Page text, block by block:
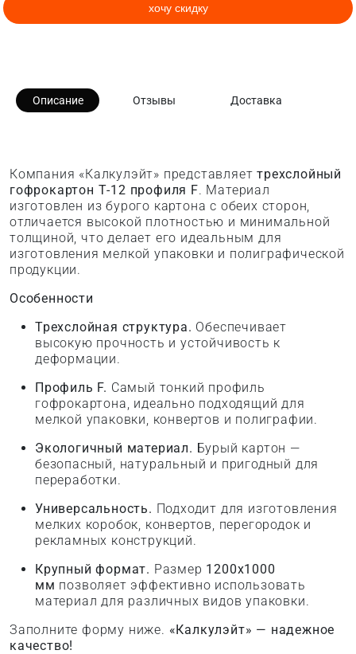
хочу скидку
Описание Отзывы Доставка
Компания «Калкулэйт» представляеттрехслойный
гофрокартон Т-12 профиля F. Материал
изготовлен из бурого картона с обеих сторон,
отличается высокой плотностью и минимальной
толщиной, что делает его идеальным для
изготовления мелкой упаковки и полиграфической
продукции.
Особенности
Трехслойная структура. Обеспечивает
высокую прочность и устойчивость к
деформации.
Профиль F. Самый тонкий профиль
гофрокартона, идеально подходящий для
мелкой упаковки, конвертов и полиграфии.
Экологичный материал. Бурый картон —
безопасный, натуральный и пригодный для
переработки.
Универсальность. Подходит для изготовления
мелких коробок, конвертов, перегородок и
рекламных конструкций.
Крупный формат. Размер 1200x1000
мм позволяет эффективно использовать
материал для различных видов упаковки.
Заполните форму ниже. «Калкулэйт» — надежное
качество!